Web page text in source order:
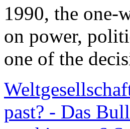
1990, the one-
on power,
one of the
past? - Das